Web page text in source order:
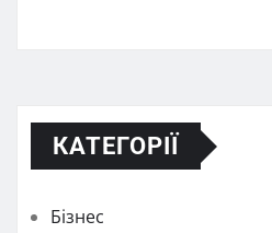
КАТЕГОРІЇ
Бізнес